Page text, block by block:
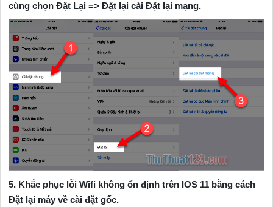
cùng chọn Đặt Lại => Đặt lại cài Đặt lại mạng.
5. Khắc phục lỗi Wifi không ổn định trên IOS 11 bằng cách
Đặt lại máy về cài đặt gốc.